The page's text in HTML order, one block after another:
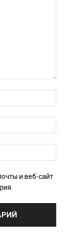
и веб-сайт